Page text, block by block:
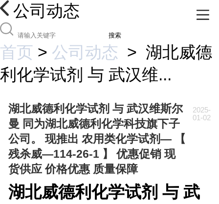
公司动态
搜索
首页 > 公司动态 > 湖北威德
利化学试剂 与 武汉维...
湖北威德利化学试剂 与 武汉维斯尔
曼 同为湖北威德利化学科技旗下子
公司。 现推出 农用类化学试剂— 【
残杀威—114-26-1 】 优惠促销 现
货供应 价格优惠 质量保障
2025-
01-02
湖北威德利化学试剂 与 武